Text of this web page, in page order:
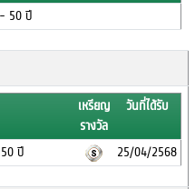
50 ปี
เหรียญ
รางวัล
วันที่ได้รับ
ปี 25/04/2568